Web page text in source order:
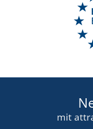
mit